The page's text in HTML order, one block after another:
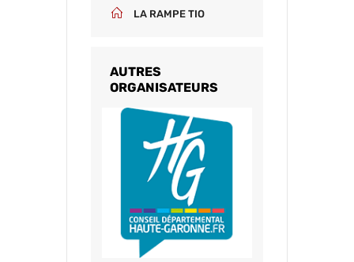
LA RAMPE TIO
AUTRES
ORGANISATEURS